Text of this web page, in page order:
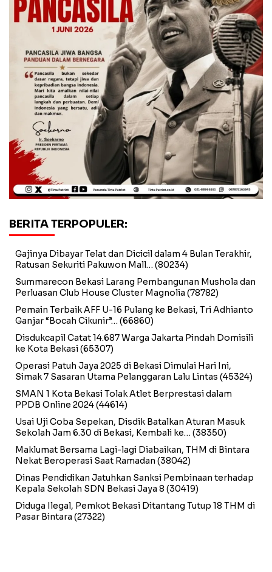
BERITA TERPOPULER:
Gajinya Dibayar Telat dan Dicicil dalam 4 Bulan Terakhir,
Ratusan Sekuriti Pakuwon Mall… (80234)
Summarecon Bekasi Larang Pembangunan Mushola dan
Perluasan Club House Cluster Magnolia (78782)
Pemain Terbaik AFF U-16 Pulang ke Bekasi, Tri Adhianto
Ganjar “Bocah Cikunir”… (66860)
Disdukcapil Catat 14.687 Warga Jakarta Pindah Domisili
ke Kota Bekasi(65307)
Operasi Patuh Jaya 2025 di Bekasi Dimulai Hari Ini,
Simak 7 Sasaran Utama Pelanggaran Lalu Lintas (45324)
SMAN 1 Kota Bekasi Tolak Atlet Berprestasi dalam
PPDB Online 2024(44614)
Usai Uji Coba Sepekan, Disdik Batalkan Aturan Masuk
Sekolah Jam 6.30 di Bekasi, Kembali ke… (38350)
Maklumat Bersama Lagi-lagi Diabaikan, THM di Bintara
Nekat Beroperasi Saat Ramadan (38042)
Dinas Pendidikan Jatuhkan Sanksi Pembinaan terhadap
Kepala Sekolah SDN Bekasi Jaya 8 (30419)
Diduga Ilegal, Pemkot Bekasi Ditantang Tutup 18 THM di
Pasar Bintara (27322)